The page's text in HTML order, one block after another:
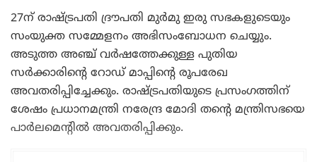
27ന് രാഷ്ട്രപതി ദ്രൗപതി മുർമു ഇരു സഭകളുടെയും
സംയുക്ത സമ്മേളനം അഭിസംബോധന ചെയ്യും.
അടുത്ത അഞ്ച് വർഷത്തേക്കുള്ള പുതിയ
സർക്കാരിന്റെ റോഡ് മാപ്പിന്റെ രൂപരേഖ
അവതരിപ്പിച്ചേക്കും. രാഷ്ട്രപതിയുടെ പ്രസംഗത്തിന്
ശേഷം പ്രധാനമന്ത്രി നരേന്ദ്ര മോദി തന്റെ മന്ത്രിസഭയെ
പാർലമെന്റിൽ അവതരിപ്പിക്കും.